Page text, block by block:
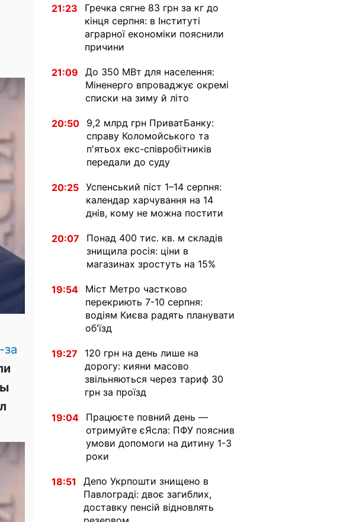
за
21:23
Гречка сягне 83 грн за кг до
кінця серпня: в Інституті
аграрної економіки пояснили
причини
21:09
До 350 МВт для населення:
Міненерго впроваджує окремі
списки на зиму й літо
20:50
9,2 млрд грн ПриватБанку:
справу Коломойського та
п'ятьох екс-співробітників
передали до суду
20:25 Успенський піст 1–14 серпня:
календар харчування на 14
днів, кому не можна постити
20:07
Понад 400 тис. кв. м складів
знищила росія: ціни в
магазинах зростуть на 15%
19:54
Міст Метро частково
перекриють 7-10 серпня:
водіям Києва радять планувати
об'їзд
19:27
120 грн на день лише на
дорогу: кияни масово
звільняються через тариф 30
грн за проїзд
19:04
Працюєте повний день —
отримуйте єЯсла: ПФУ пояснив
умови допомоги на дитину 1-3
роки
18:51
Депо Укрпошти знищено в
Павлограді: двоє загиблих,
доставку пенсій відновлять